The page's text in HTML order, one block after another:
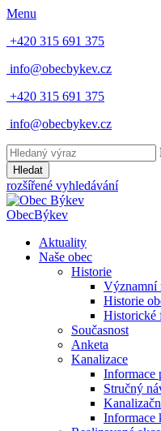
Menu
+420 315 691 375
info@obecbykev.cz
+420 315 691 375
info@obecbykev.cz
Hledat
rozšířené vyhledávání
ObecBýkev
Aktuality
Naše obec
Historie
Významní
Historie
Historické
Současnost
Anketa
Kanalizace
Informace
Stručný
Informace